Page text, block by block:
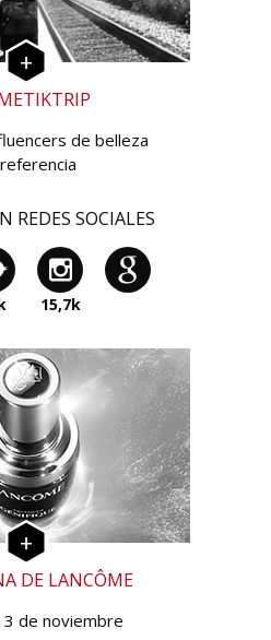
de belleza
REDES SOCIALES
15,7k
DE LANCÔME
de noviembre